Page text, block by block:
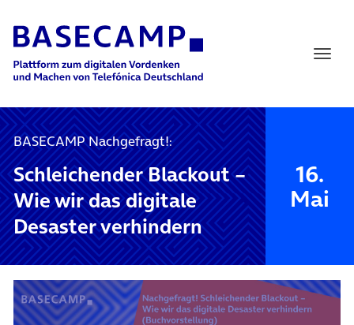
Main Navigation
BASECAMP Nachgefragt!:
Schleichender Blackout –
Wie wir das digitale
Desaster verhindern
16.
Mai